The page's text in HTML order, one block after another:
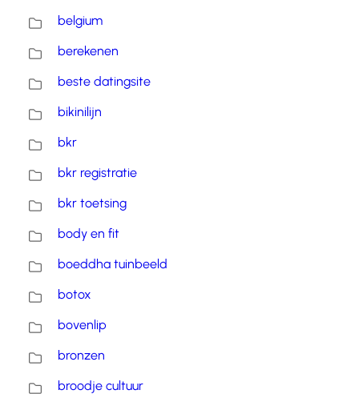
belgium
berekenen
beste datingsite
bikinilijn
bkr
bkr registratie
bkr toetsing
body en fit
boeddha tuinbeeld
botox
bovenlip
bronzen
broodje cultuur